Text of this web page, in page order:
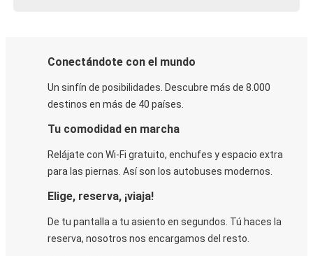
Conectándote con el mundo
Un sinfín de posibilidades. Descubre más de 8.000
destinos en más de 40 países.
Tu comodidad en marcha
Relájate con Wi-Fi gratuito, enchufes y espacio extra
para las piernas. Así son los autobuses modernos.
Elige, reserva, ¡viaja!
De tu pantalla a tu asiento en segundos. Tú haces la
reserva, nosotros nos encargamos del resto.